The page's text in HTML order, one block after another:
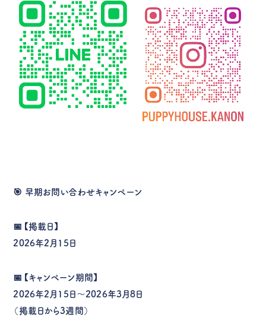
🎯 早期お問い合わせキャンペーン
📅【掲載日】
2026年2月15日
📅【キャンペーン期間】
2026年2月15日〜2026年3月8日
（掲載日から3週間）